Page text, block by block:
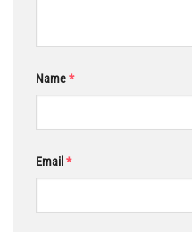
Name*
Email *